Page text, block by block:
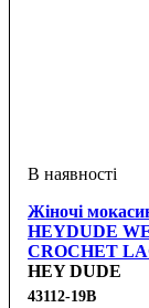
Жіночі
HEYDUDE
CROCHET
HEY DUDE
43112-19B